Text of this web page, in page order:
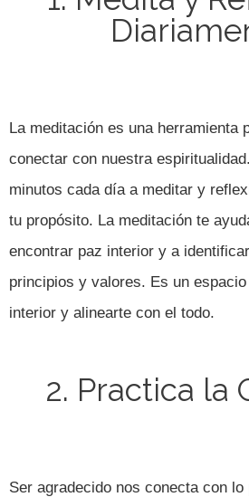
La meditación es una herramienta
conectar con nuestra
minutos cada día a meditar y
tu propósito. La meditación te
encontrar paz interior y a
principios y valores. Es un
interior y alinearte con el todo.
2. Practica la
Ser agradecido nos conecta con